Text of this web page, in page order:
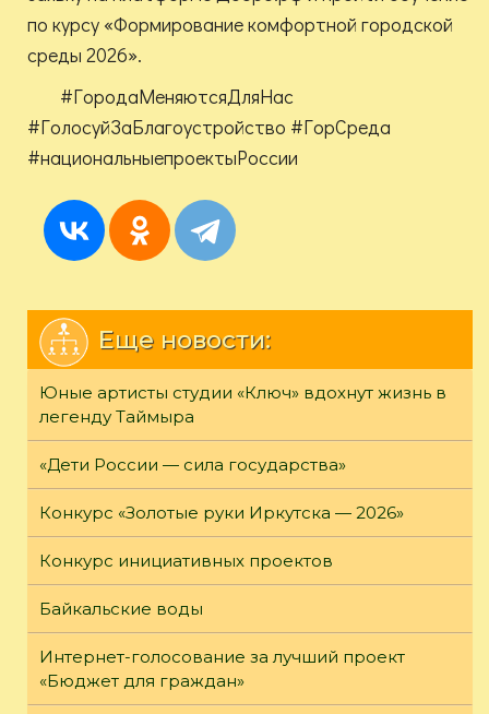
по курсу «Формирование комфортной городской
среды 2026».
#ГородаМеняютсяДляНас
#ГолосуйЗаБлагоустройство #ГорСреда
#национальныепроектыРоссии
Еще новости:
Юные артисты студии «Ключ» вдохнут жизнь в
легенду Таймыра
«Дети России — сила государства»
Конкурс «Золотые руки Иркутска — 2026»
Конкурс инициативных проектов
Байкальские воды
Интернет-голосование за лучший проект
«Бюджет для граждан»